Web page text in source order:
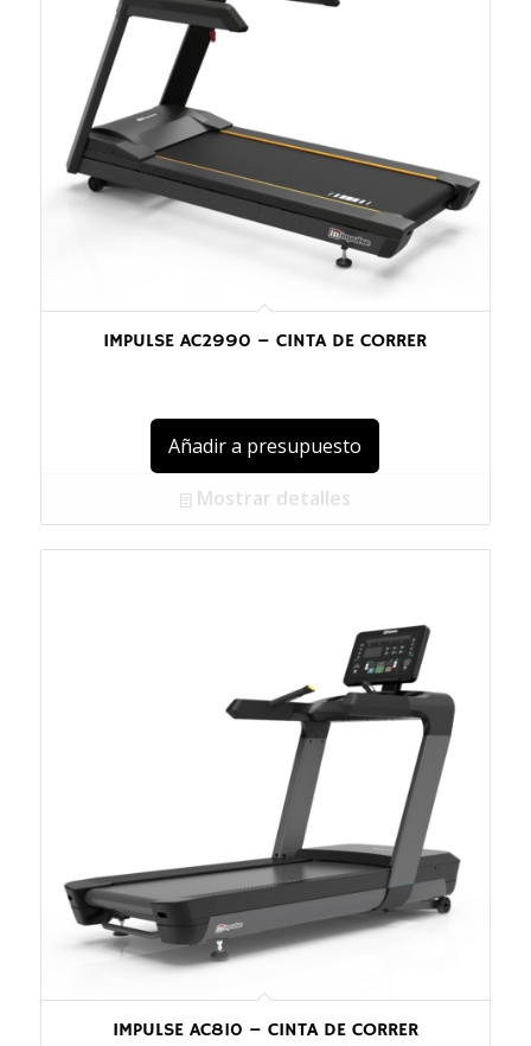
IMPULSE AC2990 – CINTA DE CORRER
Añadir a presupuesto
Mostrar detalles
IMPULSE AC810 – CINTA DE CORRER